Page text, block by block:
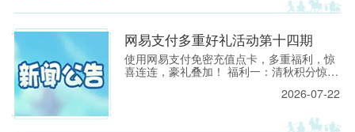
网易支付多重好礼活动第十四期
使用网易支付免密充值点卡，多重福利，惊
喜连连，豪礼叠加！ 福利一：清秋积分惊喜
年9月8日8:00 活动范围： 开服时间＞30天
2026-07-22